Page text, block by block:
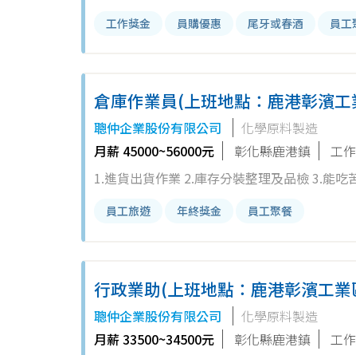
區南區門市
工作獎金 員購優惠 尾牙或春酒 員工
倉庫作業員(上班地點：鹿港彰濱
聰仲企業股份有限公司
化學原料製造
月薪 45000~56000元
彰化縣鹿港鎮
工
1.進貨出貨作業 2.庫存分裝整理及品檢 3.能吃苦耐勞『無不良嗜好
※ 週休二日、勞健保、勞工退休金提撥、定
員工旅遊 年終獎金 員工聚餐
行政業助(上班地點：鹿港彰濱工業
聰仲企業股份有限公司
化學原料製造
月薪 33500~34500元
彰化縣鹿港鎮
工